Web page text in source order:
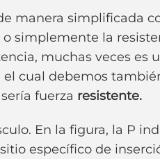
manera simplificada
simplemente la
muchas veces es
cual debemos
fuerza resistente.
En la figura, la P
específico de